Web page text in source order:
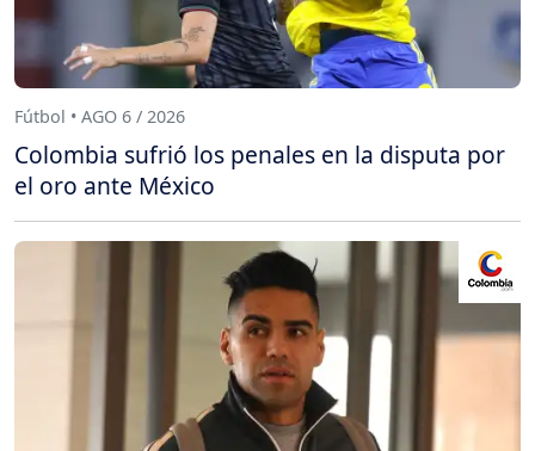
Fútbol • AGO 6 / 2026
Colombia sufrió los penales en la disputa por
el oro ante México